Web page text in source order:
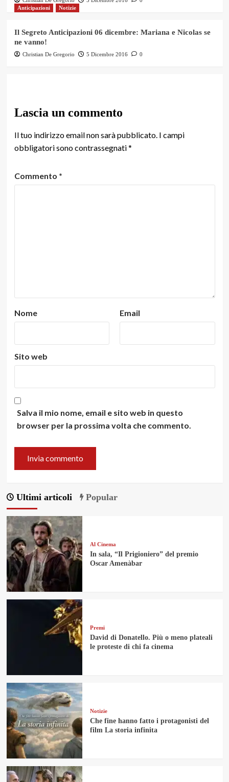
Anticipazioni
Notizie
Il Segreto Anticipazioni 06 dicembre: Mariana e Nicolas se
ne vanno!
Christian De Gregorio 5 Dicembre 2016 0
Lascia un commento
Il tuo indirizzo email non sarà pubblicato. I campi
obbligatori sono contrassegnati*
Commento *
Nome Email
Sito web
Salva il mio nome, email e sito web in questo
browser per la prossima volta che commento.
Ultimi articoli Popular
Al Cinema
In sala, “Il Prigioniero” del premio
Oscar Amenàbar
Premi
David di Donatello. Più o meno plateali
le proteste di chi fa cinema
Notizie
Che fine hanno fatto i protagonisti del
film La storia infinita